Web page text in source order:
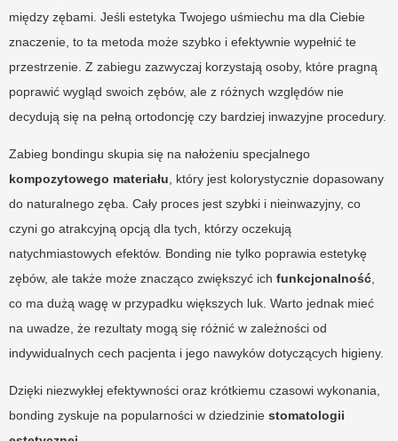
między zębami. Jeśli estetyka Twojego uśmiechu ma dla Ciebie
znaczenie, to ta metoda może szybko i efektywnie wypełnić te
przestrzenie. Z zabiegu zazwyczaj korzystają osoby, które pragną
poprawić wygląd swoich zębów, ale z różnych względów nie
decydują się na pełną ortodoncję czy bardziej inwazyjne procedury.
Zabieg bondingu skupia się na nałożeniu specjalnego
kompozytowego materiału , który jest kolorystycznie dopasowany
do naturalnego zęba. Cały proces jest szybki i nieinwazyjny, co
czyni go atrakcyjną opcją dla tych, którzy oczekują
natychmiastowych efektów. Bonding nie tylko poprawia estetykę
zębów, ale także może znacząco zwiększyć ich funkcjonalność
co ma dużą wagę w przypadku większych luk. Warto jednak mieć
na uwadze, że rezultaty mogą się różnić w zależności od
indywidualnych cech pacjenta i jego nawyków dotyczących higieny.
Dzięki niezwykłej efektywności oraz krótkiemu czasowi wykonania,
bonding zyskuje na popularności w dziedzinie stomatologii